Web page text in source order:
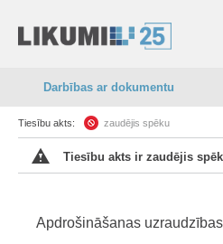
Darbības ar dokumentu
Tiesību akts: zaudējis spēku
Tiesību akts ir zaudējis
Apdrošināšanas